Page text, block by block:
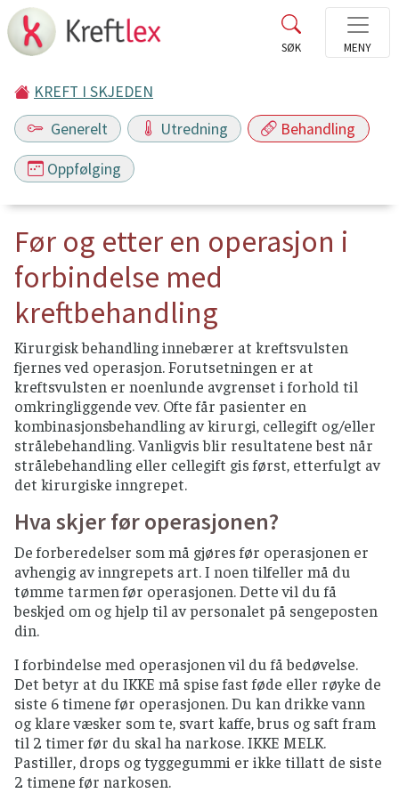
KREFT I SKJEDEN
Generelt
Utredning Behandling
Oppfølging
Før og etter en operasjon i
forbindelse med
kreftbehandling
Kirurgisk behandling innebærer at kreftsvulsten
fjernes ved operasjon. Forutsetningen er at
kreftsvulsten er noenlunde avgrenset i forhold til
omkringliggende vev. Ofte får pasienter en
kombinasjonsbehandling av kirurgi, cellegift og/eller
strålebehandling. Vanligvis blir resultatene best når
strålebehandling eller cellegift gis først, etterfulgt av
det kirurgiske inngrepet.
Hva skjer før operasjonen?
De forberedelser som må gjøres før operasjonen er
avhengig av inngrepets art. I noen tilfeller må du
tømme tarmen før operasjonen. Dette vil du få
beskjed om og hjelp til av personalet på sengeposten
din.
I forbindelse med operasjonen vil du få bedøvelse.
Det betyr at du IKKE må spise fast føde eller røyke de
siste 6 timene før operasjonen. Du kan drikke vann
og klare væsker som te, svart kaffe, brus og saft fram
til 2 timer før du skal ha narkose. IKKE MELK.
Pastiller, drops og tyggegummi er ikke tillatt de siste
2 timene før narkosen.